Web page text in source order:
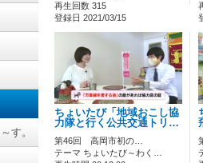
す。
再生回数 315
登録日 2021/03/15
ちょいたび「地域おこし協
力隊と行く公共交通トリ…
第46回 高岡市初の…
テーマ ちょいたび～わく…